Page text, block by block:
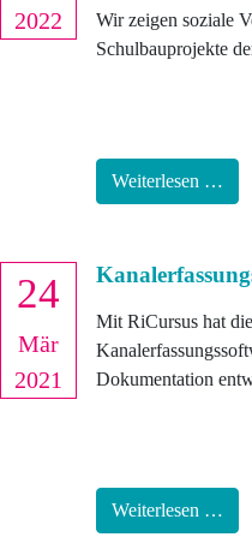
2022
Wir zeigen soziale
Schulbauprojekte
Weiterlesen …
24
Mär
2021
Mit RiCursus hat
Dokumentation
Weiterlesen …